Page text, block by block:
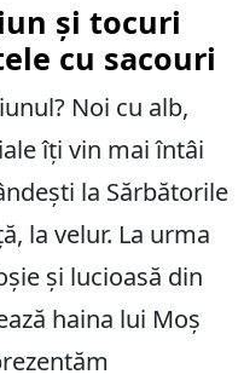
și tocuri
cu sacouri
Noi cu alb,
îți vin mai întâi
la Sărbătorile
la velur. La urma
și lucioasă din
haina lui Moș